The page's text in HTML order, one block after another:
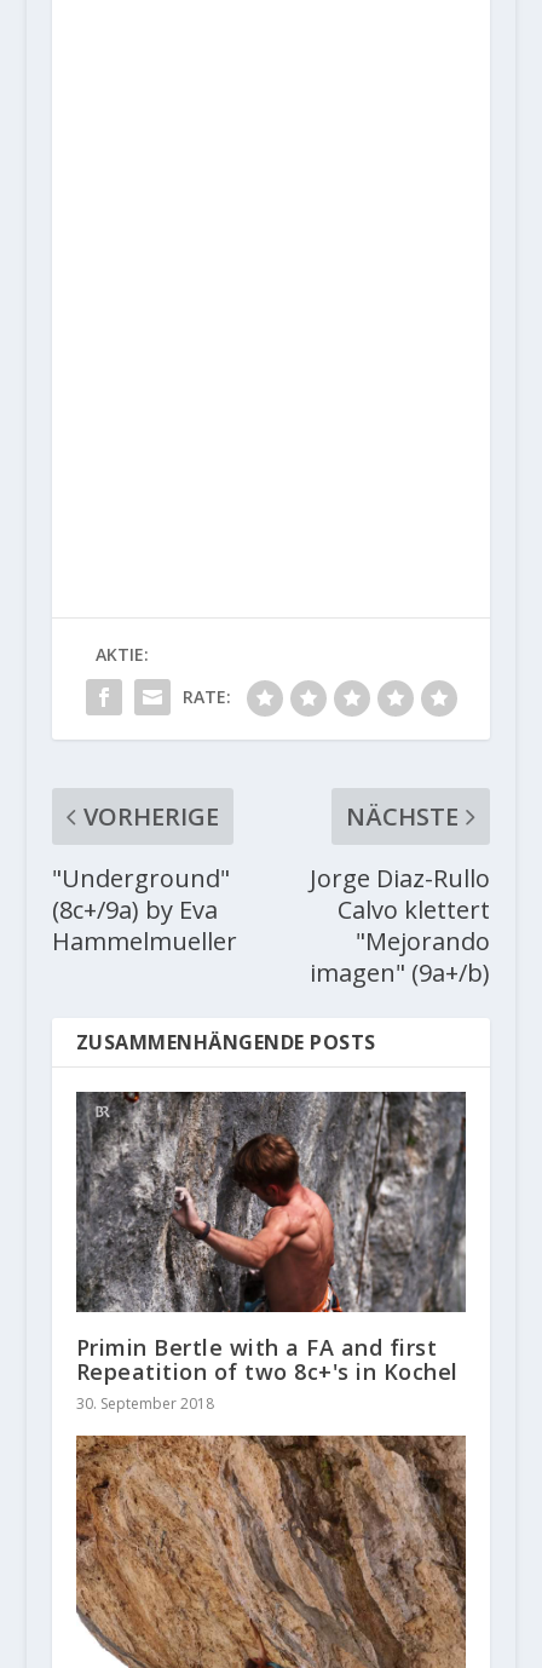
AKTIE:
RATE:
VORHERIGE
"Underground"
(8c+/9a) by Eva
Hammelmueller
NÄCHSTE
Jorge Diaz-Rullo
Calvo klettert
"Mejorando
imagen" (9a+/b)
ZUSAMMENHÄNGENDE POSTS
Primin Bertle with a FA and first
Repeatition of two 8c+'s in Kochel
30. September 2018